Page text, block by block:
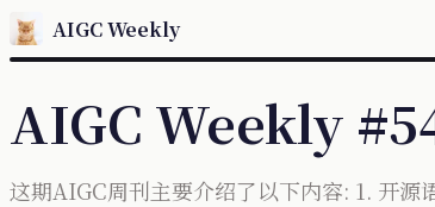
AIGC Weekly
AIGC Weekly
这期AIGC周刊主要介绍了以下内容: 1. 开